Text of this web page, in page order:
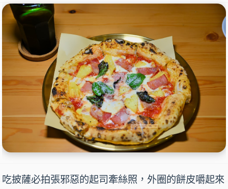
吃披薩必拍張邪惡的起司牽絲照，外圈的餅皮嚼起來